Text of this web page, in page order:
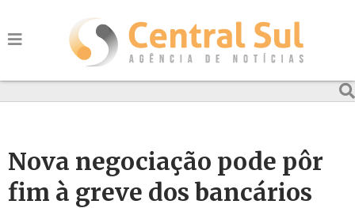
Nova negociação pode pôr
fim à greve dos bancários